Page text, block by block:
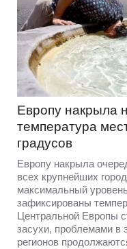
Европу накрыла
температура
градусов
Европу накрыла
всех крупнейших
максимальный
зафиксированы
Центральной Европы
засухи, проблемами в
регионов